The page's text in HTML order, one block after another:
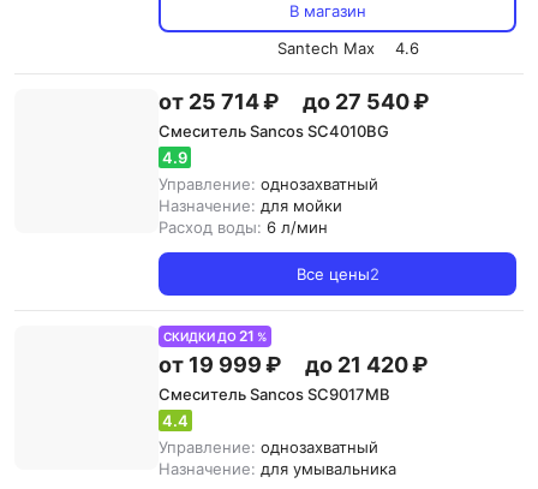
В магазин
Santech Max
4.6
от 25 714 ₽ до 27 540 ₽
Смеситель Sancos SC4010BG
4.9
Управление: однозахватный
Назначение: для мойки
Расход воды: 6 л/мин
Все цены2
СКИДКИ ДО21 %
от 19 999 ₽ до 21 420 ₽
Смеситель Sancos SC9017MB
4.4
Управление: однозахватный
Назначение: для умывальника